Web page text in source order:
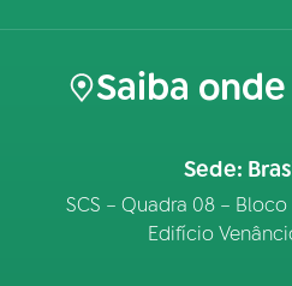
Saiba
Sede:
SCS – Quadra 08 –
Edifício